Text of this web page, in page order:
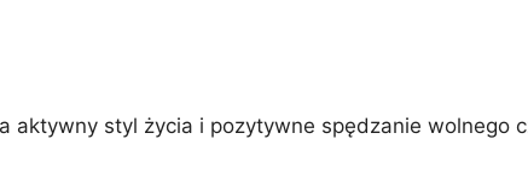
aktywny styl życia i pozytywne spędzanie wolnego